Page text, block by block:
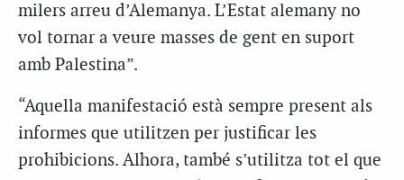
milers arreu d’Alemanya. L’Estat alemany no
vol tornar a veure masses de gent en suport
amb Palestina”.
“Aquella manifestació està sempre present als
informes que utilitzen per justificar les
prohibicions. Alhora, també s’utilitza tot el que